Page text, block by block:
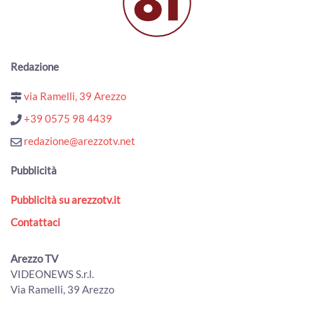
Fugge da una struttura: ricerche in corso nell'Aretino. Era
stato condannato omicidio della figlia
00:01:15 - Lunedì, 03 Agosto 2026
00:03:45 - Lunedì, 03 Agosto 2026
Si rifugia in un bar per sfuggire al compagno violento:
arrestato
Esodo estivo, weekend da bollino nero. Torna il Piano
truffato il nonno
00:01:38 - Venerdì, 31 Luglio 2026
Redazione
via Ramelli, 39 Arezzo
+39 0575 98 4439
redazione@arezzotv.net
Pubblicità
Pubblicità su arezzotv.it
Contattaci
Arezzo TV
VIDEONEWS S.r.l.
Via Ramelli, 39 Arezzo